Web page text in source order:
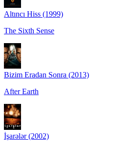
Altıncı Hiss (1999)
The Sixth Sense
Bizim Eradan Sonra (2013)
After Earth
İşarələr (2002)